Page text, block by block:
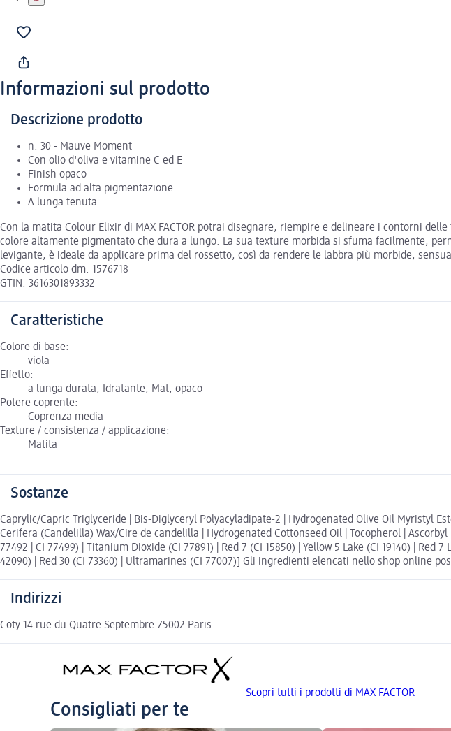
Informazioni sul prodotto
Descrizione prodotto
n. 30 - Mauve Moment
Con olio d'oliva e vitamine C ed E
Finish opaco
Formula ad alta pigmentazione
A lunga tenuta
Con la matita Colour Elixir di MAX FACTOR potrai disegnare, riempire e delineare i contorni
colore altamente pigmentato che dura a lungo. La sua texture morbida si sfuma facilmente,
levigante, è ideale da applicare prima del rossetto, così da rendere le labbra più morbide,
Codice articolo dm: 1576718
GTIN: 3616301893332
Caratteristiche
Colore di base:
viola
Effetto:
a lunga durata, Idratante, Mat, opaco
Potere coprente:
Coprenza media
Texture / consistenza / applicazione:
Matita
Sostanze
Caprylic/Capric Triglyceride | Bis-Diglyceryl Polyacyladipate-2 | Hydrogenated Olive Oil Myristyl
Cerifera (Candelilla) Wax/Cire de candelilla | Hydrogenated Cottonseed Oil | Tocopherol |
77492 | CI 77499) | Titanium Dioxide (CI 77891) | Red 7 (CI 15850) | Yellow 5 Lake (CI 19140) | Red
42090) | Red 30 (CI 73360) | Ultramarines (CI 77007)] Gli ingredienti elencati nello shop online
Indirizzi
Coty 14 rue du Quatre Septembre 75002 Paris
Scopri tutti i prodotti di MAX FACTOR
Consigliati per te